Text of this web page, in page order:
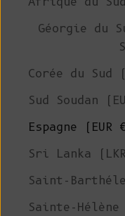
Géorgie du
Corée du Sud
Sud Soudan
Espagne (EUR
Sri Lanka
Saint-
Sainte-Hélène